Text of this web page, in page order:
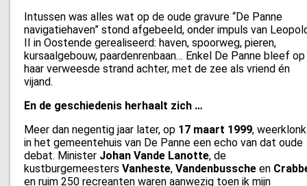
Intussen was alles wat op de oude gravure “De Panne
navigatiehaven” stond afgebeeld, onder impuls van
II in Oostende gerealiseerd: haven, spoorweg, pieren,
kursaalgebouw, paardenrenbaan… Enkel De Panne bleef op
haar verweesde strand achter, met de zee als vriend én
vijand.
En de geschiedenis herhaalt zich …
Meer dan negentig jaar later, op 17 maart 1999, weerklonk
in het gemeentehuis van De Panne een echo van dat oude
debat. Minister Johan Vande Lanotte, de
kustburgemeesters Vanheste, Vandenbussche en
en ruim 250 recreanten waren aanwezig toen ik mijn